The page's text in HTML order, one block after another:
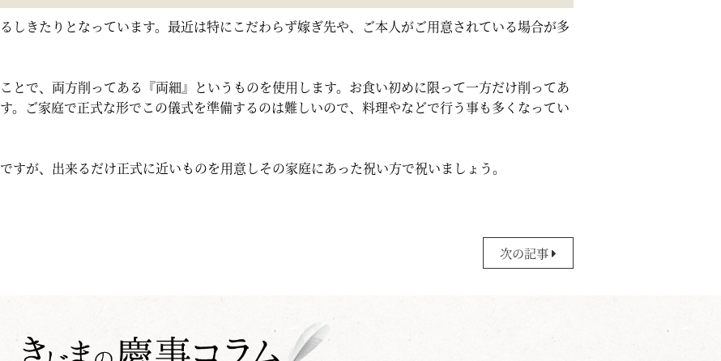
しきたりとなっています。最近は特にこだわらず嫁ぎ先や、ご本人がご用意されている場合が多
とで、両方削ってある『両細』というものを使用します。お食い初めに限って一方だけ削ってあ
。ご家庭で正式な形でこの儀式を準備するのは難しいので、料理やなどで行う事も多くなってい
すが、出来るだけ正式に近いものを用意しその家庭にあった祝い方で祝いましょう。
次の記事